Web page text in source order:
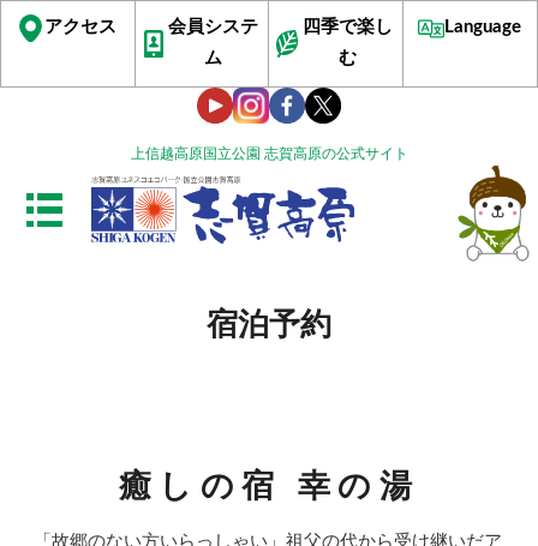
上信越高原国立公園 志賀高原の公式サイト
アクセス
会員システ
ム
四季で楽し
む
Language
宿泊予約
癒しの宿 幸の湯
「故郷のない方いらっしゃい」祖父の代から受け継いだア